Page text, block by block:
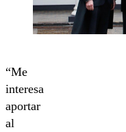
“Me
interesa
aportar
al